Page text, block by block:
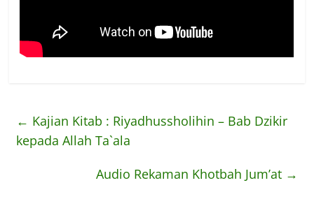
← Kajian Kitab : Riyadhussholihin – Bab Dzikir
kepada Allah Ta`ala
Audio Rekaman Khotbah Jum’at →